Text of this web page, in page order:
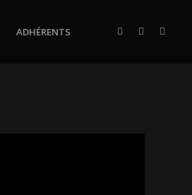
ADHÉRENTS